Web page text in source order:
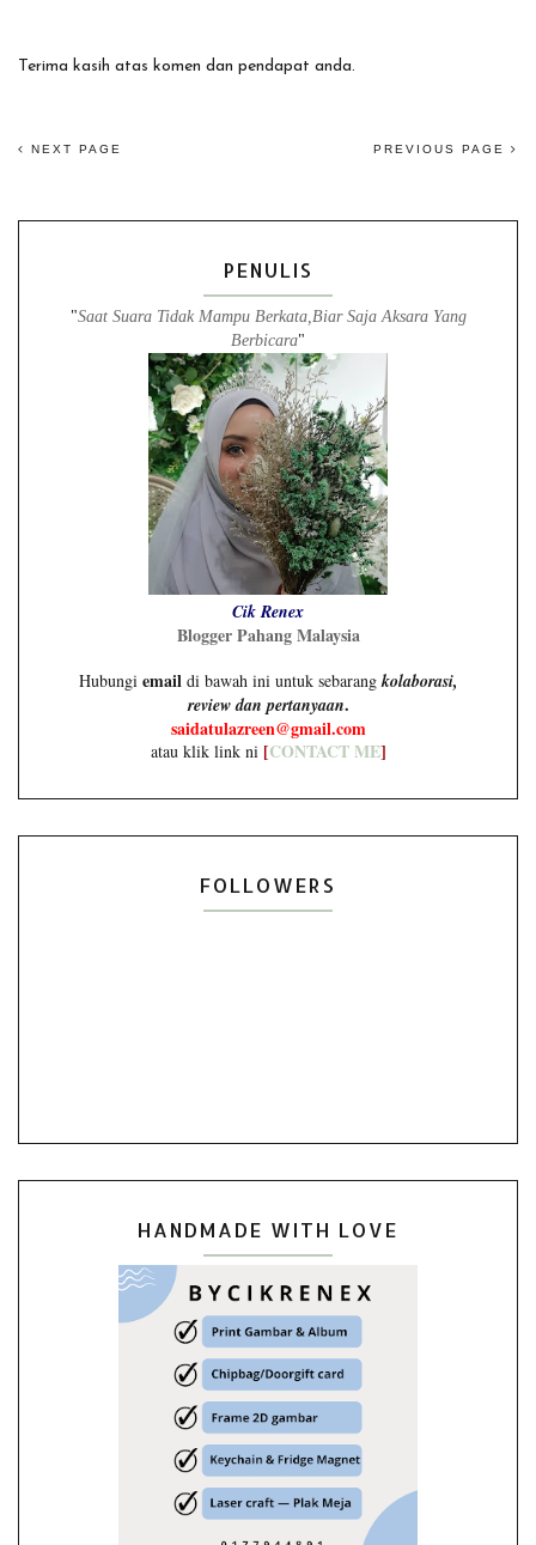
Terima kasih atas komen dan pendapat anda.
NEXT PAGE PREVIOUS PAGE
PENULIS
"Saat Suara Tidak Mampu Berkata,Biar Saja Aksara Yang
Berbicara"
Cik Renex
Blogger Pahang Malaysia
Hubungi email di bawah ini untuk sebarangkolaborasi,
review dan pertanyaan.
saidatulazreen@gmail.com
atau klik link ni [CONTACT ME]
FOLLOWERS
HANDMADE WITH LOVE